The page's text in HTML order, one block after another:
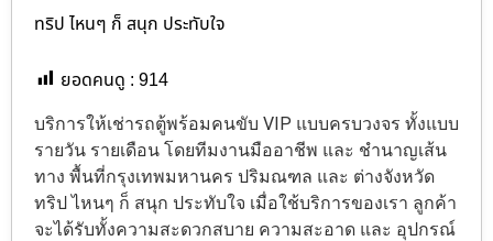
ทริป ไหนๆ ก็ สนุก ประทับใจ
ยอดคนดู : 914
บริการให้เช่ารถตู้พร้อมคนขับ VIP แบบครบวงจร ทั้งแบบ
รายวัน รายเดือน โดยทีมงานมืออาชีพ และ ชำนาญเส้น
ทาง พื้นที่กรุงเทพมหานคร ปริมณฑล และ ต่างจังหวัด
ทริป ไหนๆ ก็ สนุก ประทับใจ เมื่อใช้บริการของเรา ลูกค้า
จะได้รับทั้งความสะดวกสบาย ความสะอาด และ อุปกรณ์